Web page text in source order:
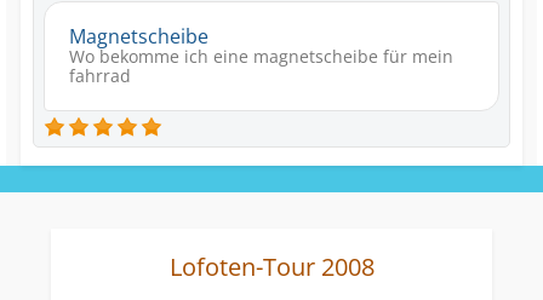
Magnetscheibe
Wo bekomme ich eine magnetscheibe für mein
fahrrad
Lofoten-Tour 2008